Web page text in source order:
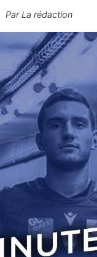
ParLa rédaction